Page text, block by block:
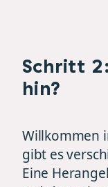
Schritt
hin?
Willkommen
gibt es
Eine